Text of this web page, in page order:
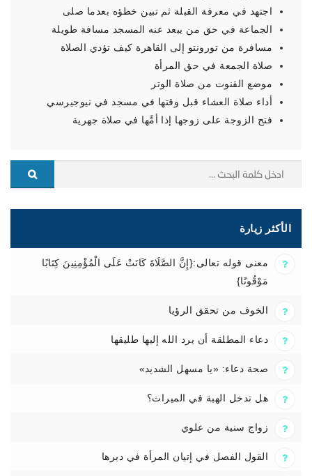
اجتهد في معرفة القبلة ثم تبين خطؤه بعدما صلى
الجماعة في حق من يبعد عنه المسجد مسافة طويلة
مسافرة من تورونتو إلى القاهرة كيف تؤدي الصلاة
صلاة الجمعة في حق المرأة
موضع القنوت من صلاة الوتر
أداء صلاة العشاء قبل وقتها في مسجد في نيوجيرسي
فتح الزوجة على زوجها إذا أمَّها في صلاة جهرية
الأكثر زيارة
معنى قوله تعالى:{إِنَّ الصَّلَاةَ كَانَتْ عَلَى الْمُؤْمِنِينَ كِتَابًا
مَوْقُوتًا}
الخوف من تحقق الرؤيا
دعاء المطلقة أن يرد الله إليها طليقها
صحة دعاء: «يا مسهل الشديد»
هل تدخل الهبة في الميراث؟
زواج سنية من علوي
القول الفصل في إتيان المرأة في دبرها